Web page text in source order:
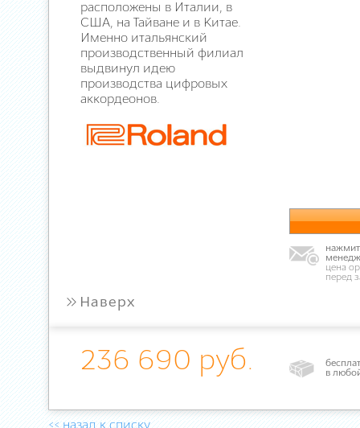
расположены в Италии, в
США, на Тайване и в Китае.
Именно итальянский
производственный филиал
выдвинул идею
производства цифровых
аккордеонов.
цена
перед
» Наверх
236 690 руб.
в